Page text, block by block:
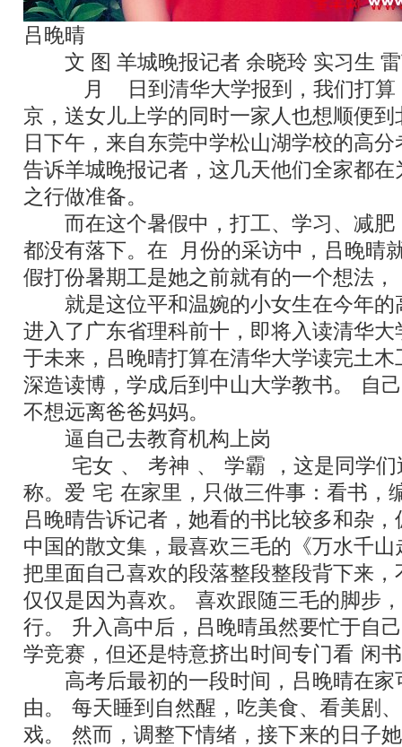
吕晚晴
文 图 羊城晚报记者 余晓玲 实习生
月 日到清华大学报到，我们打算
京，送女儿上学的同时一家人也想顺便到
日下午，来自东莞中学松山湖学校的高
告诉羊城晚报记者，这几天他们全家都
之行做准备。
而在这个暑假中，打工、学习、减肥
都没有落下。在
月份的采访中，吕晚晴
假打份暑期工是她之前就有的一个想法，
就是这位平和温婉的小女生在今年的
进入了广东省理科前十，即将入读清华
于未来，吕晚晴打算在清华大学读完土
深造读博，学成后到中山大学教书。
自
不想远离爸爸妈妈。
逼自己去教育机构上岗
宅女 、 考神 、 学霸
，这是同学
称。爱 宅 在家里，只做三件事：看书，
吕晚晴告诉记者，她看的书比较多和杂
中国的散文集，最喜欢三毛的《万水千
把里面自己喜欢的段落整段整段背下来
仅仅是因为喜欢。
喜欢跟随三毛的脚步
行。
升入高中后，吕晚晴虽然要忙于自
学竞赛，但还是特意挤出时间专门看 闲书
高考后最初的一段时间，吕晚晴在家
由。
每天睡到自然醒，吃美食、看美剧
戏。
然而，调整下情绪，接下来的日子